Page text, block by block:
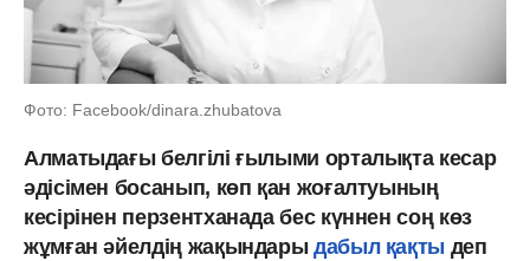
Фото: Facebook/dinara.zhubatova
Алматыдағы белгілі ғылыми орталықта кесар
әдісімен босанып, көп қан жоғалтуының
кесірінен перзентханада бес күннен соң көз
жұмған әйелдің жақындары дабыл қақты деп